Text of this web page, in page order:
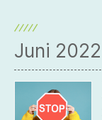
Juni 2022